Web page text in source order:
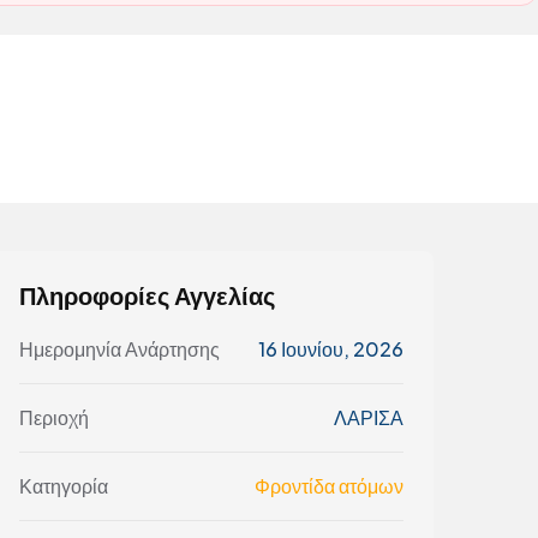
Πληροφορίες Αγγελίας
Ημερομηνία Ανάρτησης 16 Ιουνίου, 2026
Περιοχή ΛΑΡΙΣΑ
Κατηγορία Φροντίδα ατόμων